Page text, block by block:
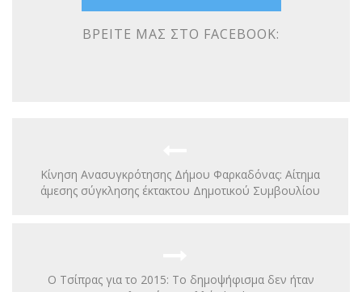
ΒΡΕΊΤΕ ΜΑΣ ΣΤΟ FACEBOOK:
Κίνηση Ανασυγκρότησης Δήμου Φαρκαδόνας: Αίτημα
άμεσης σύγκλησης έκτακτου Δημοτικού Συμβουλίου
O Τσίπρας για το 2015: Το δημοψήφισμα δεν ήταν